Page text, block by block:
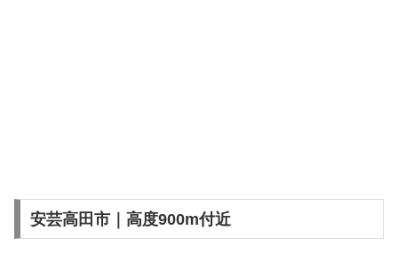
安芸高田市｜高度900m付近